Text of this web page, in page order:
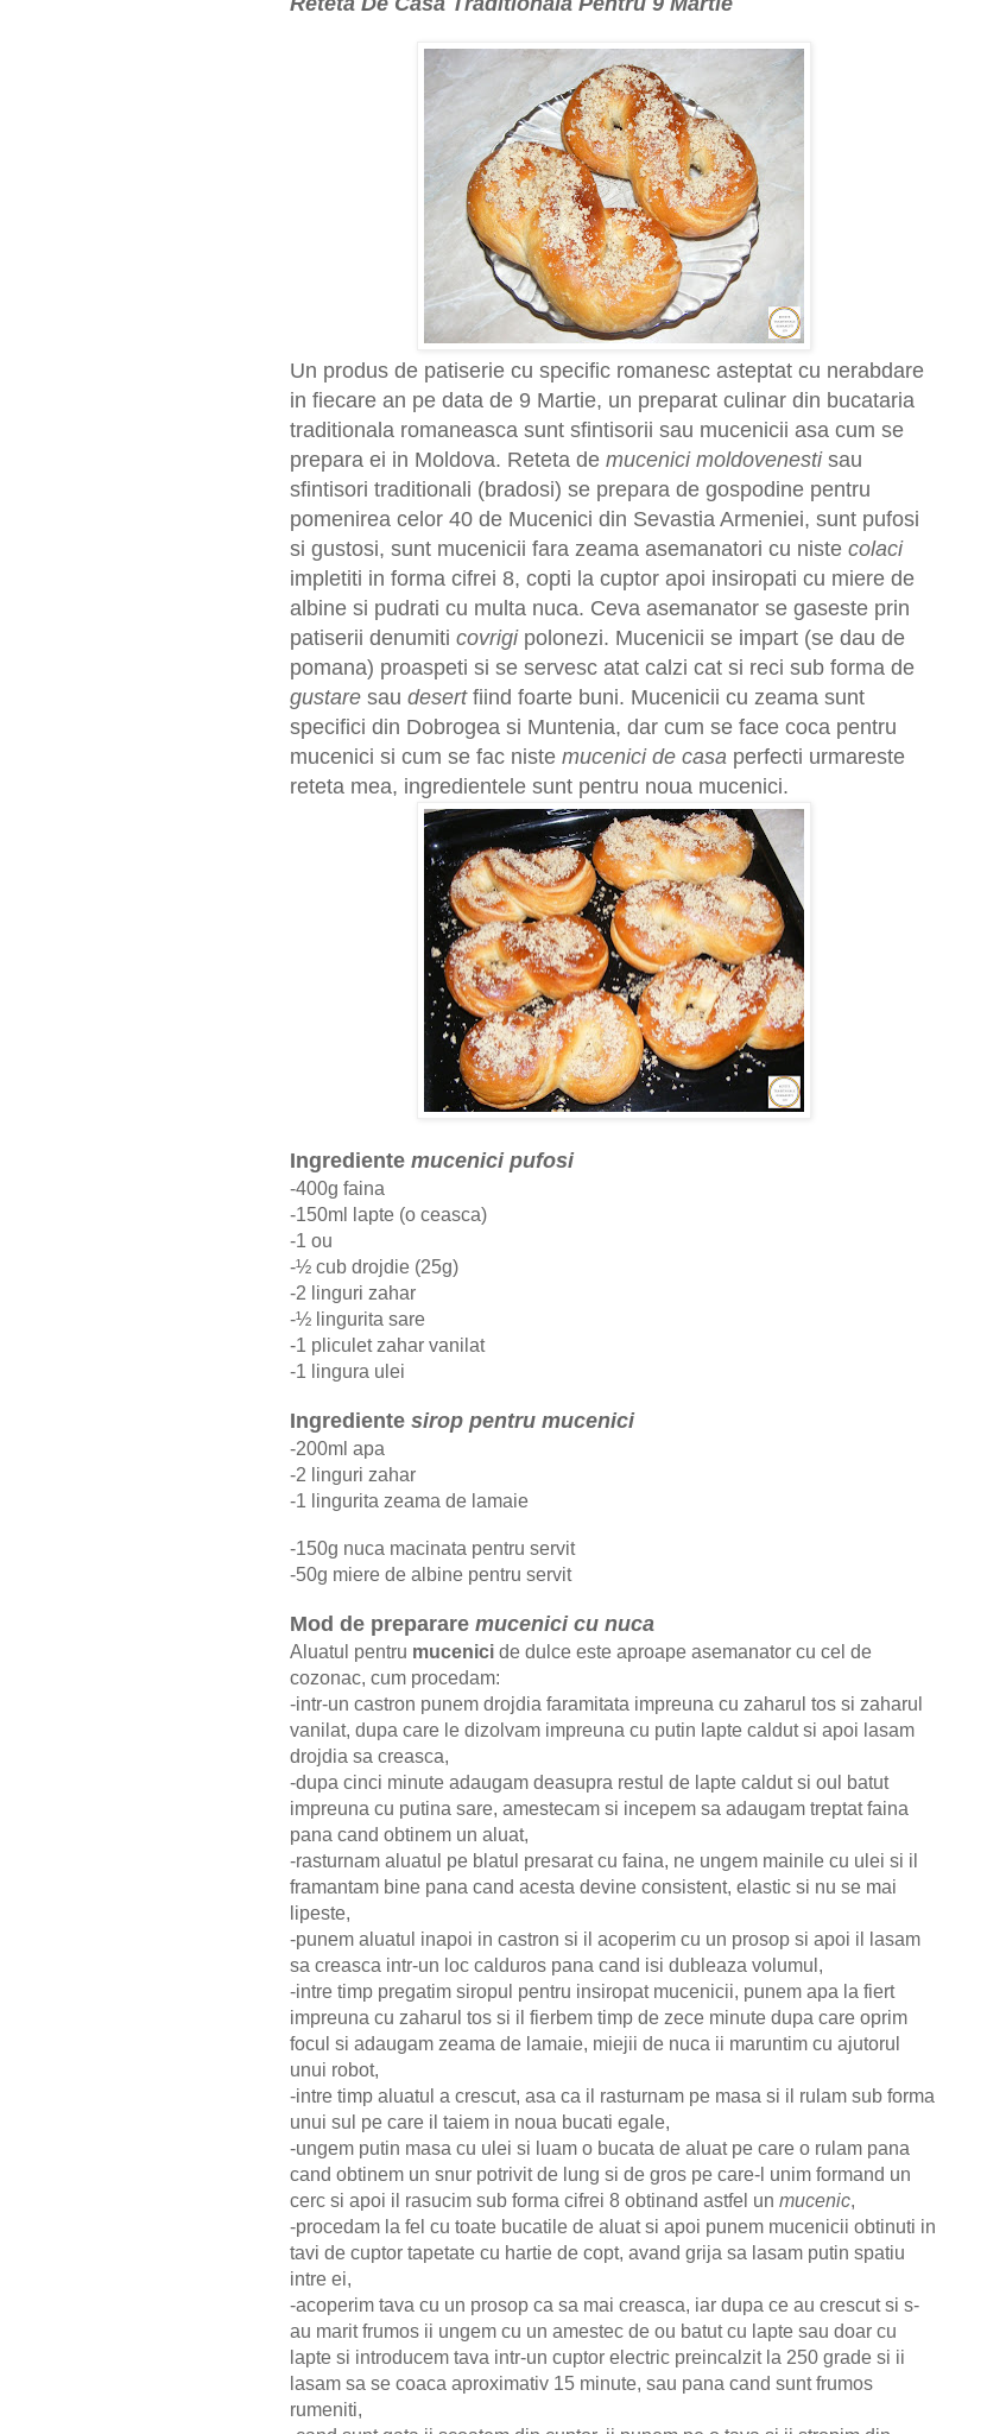
Un produs de patiserie cu specific romanesc asteptat cu nerabdare
in fiecare an pe data de 9 Martie, un preparat culinar din bucataria
traditionala romaneasca sunt sfintisorii sau mucenicii asa cum se
prepara ei in Moldova. Reteta de mucenici moldovenestisau
sfintisori traditionali (bradosi) se prepara de gospodine pentru
pomenirea celor 40 de Mucenici din Sevastia Armeniei, sunt pufosi
si gustosi, sunt mucenicii fara zeama asemanatori cu niste colaci
impletiti in forma cifrei 8, copti la cuptor apoi insiropati cu miere de
albine si pudrati cu multa nuca. Ceva asemanator se gaseste prin
patiserii denumiti covrigipolonezi. Mucenicii se impart (se dau de
pomana) proaspeti si se servesc atat calzi cat si reci sub forma de
gustare sau desertfiind foarte buni. Mucenicii cu zeama sunt
specifici din Dobrogea si Muntenia, dar cum se face coca pentru
mucenici si cum se fac niste mucenici de casa perfecti urmareste
reteta mea, ingredientele sunt pentru noua mucenici.
Ingrediente mucenici pufosi
-400g faina
-150ml lapte (o ceasca)
-1 ou
-½ cub drojdie (25g)
-2 linguri zahar
-½ lingurita sare
-1 pliculet zahar vanilat
-1 lingura ulei
Ingrediente sirop pentru mucenici
-200ml apa
-2 linguri zahar
-1 lingurita zeama de lamaie
-150g nuca macinata pentru servit
-50g miere de albine pentru servit
Mod de preparare mucenici cu nuca
Aluatul pentru mucenici de dulce este aproape asemanator cu cel de
cozonac, cum procedam:
-intr-un castron punem drojdia faramitata impreuna cu zaharul tos si zaharul
vanilat, dupa care le dizolvam impreuna cu putin lapte caldut si apoi lasam
drojdia sa creasca,
-dupa cinci minute adaugam deasupra restul de lapte caldut si oul batut
impreuna cu putina sare, amestecam si incepem sa adaugam treptat faina
pana cand obtinem un aluat,
-rasturnam aluatul pe blatul presarat cu faina, ne ungem mainile cu ulei si il
framantam bine pana cand acesta devine consistent, elastic si nu se mai
lipeste,
-punem aluatul inapoi in castron si il acoperim cu un prosop si apoi il lasam
sa creasca intr-un loc calduros pana cand isi dubleaza volumul,
-intre timp pregatim siropul pentru insiropat mucenicii, punem apa la fiert
impreuna cu zaharul tos si il fierbem timp de zece minute dupa care oprim
focul si adaugam zeama de lamaie, miejii de nuca ii maruntim cu ajutorul
unui robot,
-intre timp aluatul a crescut, asa ca il rasturnam pe masa si il rulam sub forma
unui sul pe care il taiem in noua bucati egale,
-ungem putin masa cu ulei si luam o bucata de aluat pe care o rulam pana
cand obtinem un snur potrivit de lung si de gros pe care-l unim formand un
cerc si apoi il rasucim sub forma cifrei 8 obtinand astfel un mucenic,
-procedam la fel cu toate bucatile de aluat si apoi punem mucenicii obtinuti in
tavi de cuptor tapetate cu hartie de copt, avand grija sa lasam putin spatiu
intre ei,
-acoperim tava cu un prosop ca sa mai creasca, iar dupa ce au crescut si s-
au marit frumos ii ungem cu un amestec de ou batut cu lapte sau doar cu
lapte si introducem tava intr-un cuptor electric preincalzit la 250 grade si ii
lasam sa se coaca aproximativ 15 minute, sau pana cand sunt frumos
rumeniti,